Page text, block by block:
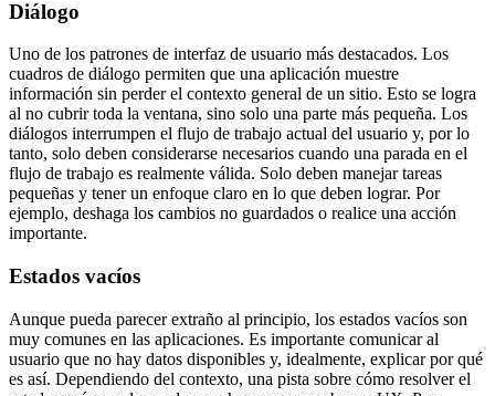
de entrada no válida. Cuantas más condiciones tenga que manejar
agregando menús de filtro explícitos.
Diálogo
Uno de los patrones de interfaz de usuario más destacados. Los
cuadros de diálogo permiten que una aplicación muestre
información sin perder el contexto general de un sitio. Esto se logra
al no cubrir toda la ventana, sino solo una parte más pequeña. Los
diálogos interrumpen el flujo de trabajo actual del usuario y, por lo
tanto, solo deben considerarse necesarios cuando una parada en el
pequeñas y tener un enfoque claro en lo que deben lograr. Por
importante.
Estados vacíos